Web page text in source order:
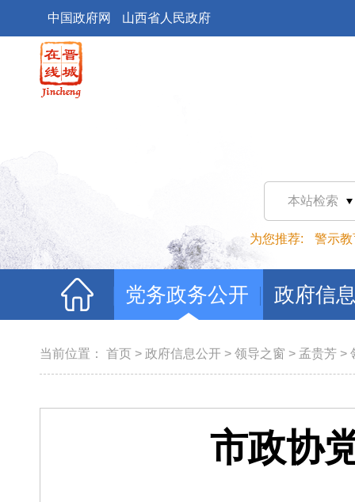
中国政府网 山西省人民政府
本站检索
为您推荐: 警示教
党务政务公开 政府信
当前位置： 首页 > 政府信息公开 > 领导之窗 > 孟贵芳 >
市政协